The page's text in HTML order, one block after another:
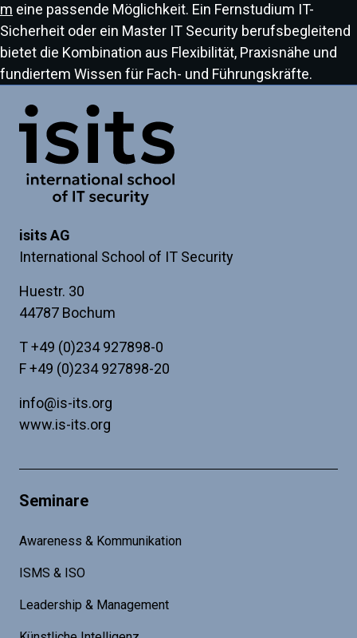
m eine passende Möglichkeit. Ein Fernstudium IT-
Sicherheit oder ein Master IT Security berufsbegleitend
bietet die Kombination aus Flexibilität, Praxisnähe und
fundiertem Wissen für Fach- und Führungskräfte.
Link zur Startseite
isits AG
International School of IT Security
Huestr. 30
44787 Bochum
T+49 (0)234 927898-0
F +49 (0)234 927898-20
info@is-its.org
www.is-its.org
Seminare
Awareness & Kommunikation
ISMS & ISO
Leadership & Management